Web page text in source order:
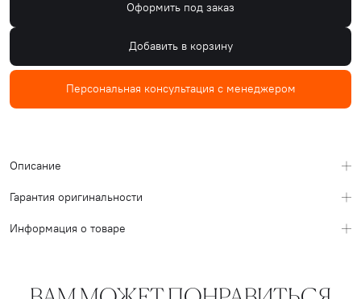
Оформить под заказ
Добавить в корзину
Персональная консультация с менеджером
Описание
Гарантия оригинальности
Информация о товаре